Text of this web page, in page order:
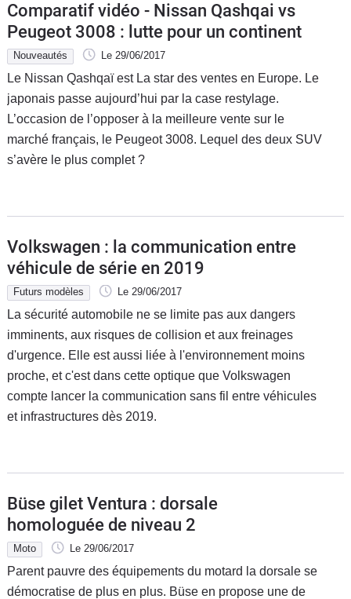
Comparatif vidéo - Nissan Qashqai vs
Peugeot 3008 : lutte pour un continent
Nouveautés Le 29/06/2017
Le Nissan Qashqaï est La star des ventes en Europe. Le
japonais passe aujourd’hui par la case restylage.
L’occasion de l’opposer à la meilleure vente sur le
marché français, le Peugeot 3008. Lequel des deux SUV
s’avère le plus complet ?
Volkswagen : la communication entre
véhicule de série en 2019
Futurs modèles Le 29/06/2017
La sécurité automobile ne se limite pas aux dangers
imminents, aux risques de collision et aux freinages
d'urgence. Elle est aussi liée à l'environnement moins
proche, et c'est dans cette optique que Volkswagen
compte lancer la communication sans fil entre véhicules
et infrastructures dès 2019.
Büse gilet Ventura : dorsale
homologuée de niveau 2
Moto Le 29/06/2017
Parent pauvre des équipements du motard la dorsale se
démocratise de plus en plus. Büse en propose une de